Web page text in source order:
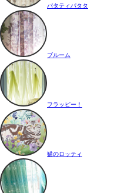
パタティパタタ
ブルーム
フラッピー！
猫のロッティ